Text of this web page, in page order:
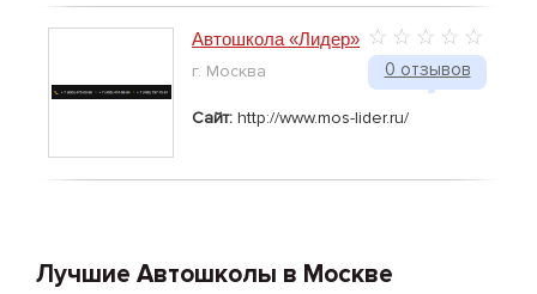
0 отзывов
Автошкола «Лидер»
г. Москва
Сайт: http://www.mos-lider.ru/
Лучшие Автошколы в Москве